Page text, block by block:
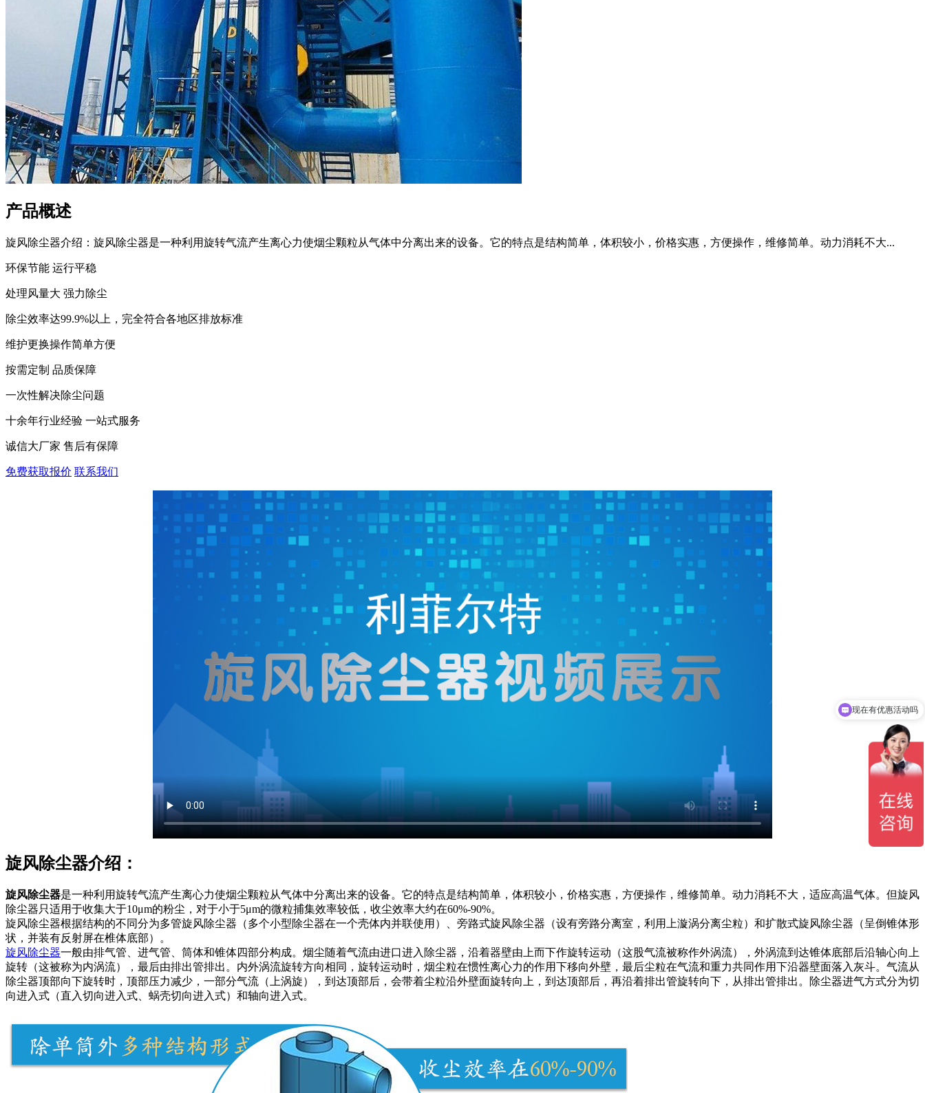
产品概述
旋风除尘器介绍：旋风除尘器是一种利用旋转气流产生离心力使烟尘颗粒从气体中分离出来的设备。它的特点是结构简单，体积较小，价格实惠，方便操作，维修简单。动力消耗不大...
环保节能 运行平稳
处理风量大 强力除尘
除尘效率达99.9%以上，完全符合各地区排放标准
维护更换操作简单方便
按需定制 品质保障
一次性解决除尘问题
十余年行业经验 一站式服务
诚信大厂家 售后有保障
免费获取报价 联系我们
旋风除尘器介绍：
旋风除尘器是一种利用旋转气流产生离心力使烟尘颗粒从气体中分离出来的设备。它的特点是结构简单，体积较小，价格实惠，方便操作，维修简单。动力消耗不大，适应高温气体。但旋风
除尘器只适用于收集大于10μm的粉尘，对于小于5μm的微粒捕集效率较低，收尘效率大约在60%-90%。
旋风除尘器根据结构的不同分为多管旋风除尘器（多个小型除尘器在一个壳体内并联使用）、旁路式旋风除尘器（设有旁路分离室，利用上漩涡分离尘粒）和扩散式旋风除尘器（呈倒锥体形
状，并装有反射屏在椎体底部）。
旋风除尘器一般由排气管、进气管、筒体和锥体四部分构成。烟尘随着气流由进口进入除尘器，沿着器壁由上而下作旋转运动（这股气流被称作外涡流），外涡流到达锥体底部后沿轴心向上
旋转（这被称为内涡流），最后由排出管排出。内外涡流旋转方向相同，旋转运动时，烟尘粒在惯性离心力的作用下移向外壁，最后尘粒在气流和重力共同作用下沿器壁面落入灰斗。气流从
除尘器顶部向下旋转时，顶部压力减少，一部分气流（上涡旋），到达顶部后，会带着尘粒沿外壁面旋转向上，到达顶部后，再沿着排出管旋转向下，从排出管排出。除尘器进气方式分为切
向进入式（直入切向进入式、蜗壳切向进入式）和轴向进入式。
可以介绍下你们的产品么